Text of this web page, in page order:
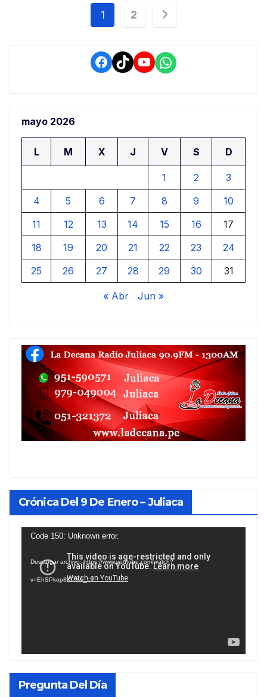
Navegación
entradas
1 2
Facebook
TikTokYouTube
WhatsApp
mayo 2026
L M X J V S D
1 2
3
4
5 6 7 8 9
10
11
12 13 14 15 16
17
18
19 20 21 22 23
24
25
26 27 28 29 30 31
« Abr Jun »
Crónica Del 9 De Enero – Juliaca
Reproductor
vídeo
Code 150: Unknown error.
Descargar archivo: https://www.youtube.com/watch?
v=EhSPkop8KPY&_=1
Pregunta Del Día